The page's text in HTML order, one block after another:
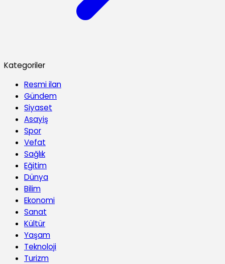
Kategoriler
Resmi ilan
Gündem
Siyaset
Asayiş
Spor
Vefat
Sağlık
Eğitim
Dünya
Bilim
Ekonomi
Sanat
Kültür
Yaşam
Teknoloji
Turizm